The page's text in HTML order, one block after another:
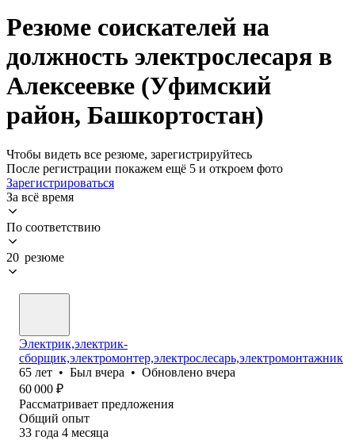
Резюме соискателей на
должность электрослесаря в
Алексеевке (Уфимский
район, Башкортостан)
Чтобы видеть все резюме, зарегистрируйтесь
После регистрации покажем ещё 5 и откроем фото
Зарегистрироваться
За всё время
По соответствию
20 резюме
Электрик,электрик-
сборщик,электромонтер,электрослесарь,электромонтажник
65 лет • Был вчера • Обновлено вчера
60 000 ₽
Рассматривает предложения
Общий опыт
33 года 4 месяца